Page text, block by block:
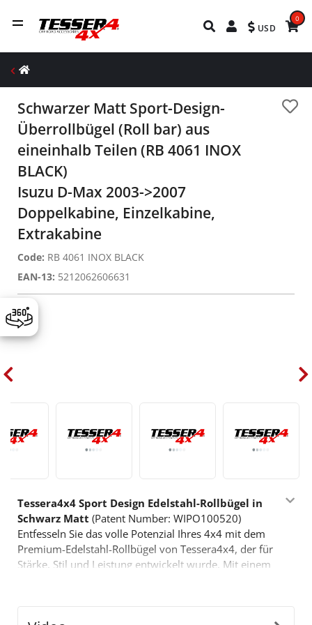
USD
0
Schwarzer Matt Sport-Design-
Überrollbügel (Roll bar) aus
eineinhalb Teilen (RB 4061 INOX
BLACK)
Isuzu D-Max 2003->2007
Doppelkabine, Einzelkabine,
Extrakabine
Code: RB 4061 INOX BLACK
EAN-13: 5212062606631
Tessera4x4 Sport Design Edelstahl-Rollbügel in
Schwarz Matt (Patent Number: WIPO100520)
Entfesseln Sie das volle Potenzial Ihres 4x4 mit dem
Premium-Edelstahl-Rollbügel von Tessera4x4, der für
Stärke, Stil und Leistung entwickelt wurde. Mit einem